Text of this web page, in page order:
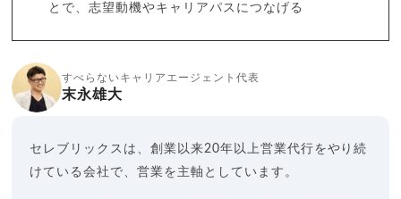
とで、志望動機やキャリアパスにつなげる
すべらないキャリアエージェント代表
末永雄大
セレブリックスは、創業以来20年以上営業代行をやり続
けている会社で、営業を主軸としています。